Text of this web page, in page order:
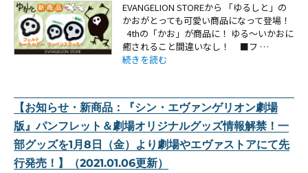
EVANGELION STOREから 「ゆるしと」の
かおがとっても可愛い商品になって登場！
4thの「かお」が商品に！ ゆる〜いかおに
癒されること間違いなし！ ■フ …
“【新商品:「ゆるしと」の「かお」商品が登
続きを読む
【お知らせ・新商品：『シン・エヴァンゲリオン劇場
版』パンフレット＆劇場オリジナルグッズ情報解禁！一
部グッズを1月8日（金）より劇場やエヴァストアにて先
行発売！】（2021.01.06更新）